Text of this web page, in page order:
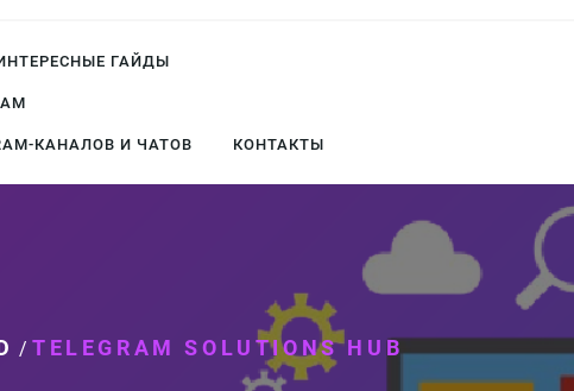
ГАЙДЫ
КАНАЛОВ И ЧАТОВ КОНТАКТЫ
/TELEGRAM SOLUTIONS HUB